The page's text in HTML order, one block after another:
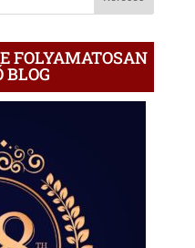
FOLYAMATOSAN
BLOG